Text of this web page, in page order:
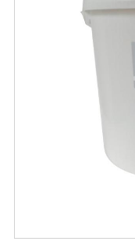
在密闭容器中。昆虫
需要二氧化碳来保持
指示剂。因此添加了
黄色。渗透压昆虫细
甚大，几乎为脊椎动
透压为340-
330 mOsmol/kg。谷
程中过量代谢谷氨酰
乳酸盐，这些代谢产